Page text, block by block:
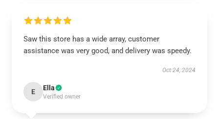
Saw this store has a wide array, customer
assistance was very good, and delivery was speedy.
Oct 24, 2024
E Ella
Verified owner